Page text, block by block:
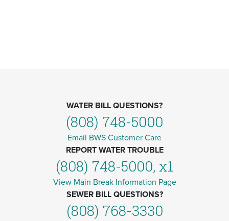
WATER BILL QUESTIONS?
(808) 748-5000
Email BWS Customer Care
REPORT WATER TROUBLE
(808) 748-5000, x1
View Main Break Information Page
SEWER BILL QUESTIONS?
(808) 768-3330